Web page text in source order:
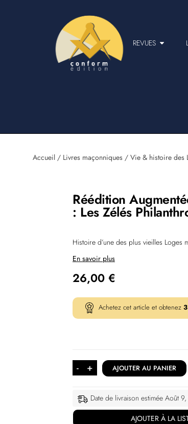
REVUES
Accueil/ Livres maçonniques/ Vie & histoire des
Réédition
: Les Zélés
Histoire d’une des plus vieilles Loges
En savoir plus
26,00 €
Achetez cet article et obtenez 3
- + AJOUTER AU PANIER
Date de livraison estimée Août
AJOUTER À LA